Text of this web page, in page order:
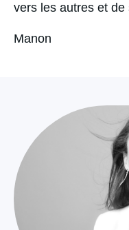
vers les autres et de
Manon